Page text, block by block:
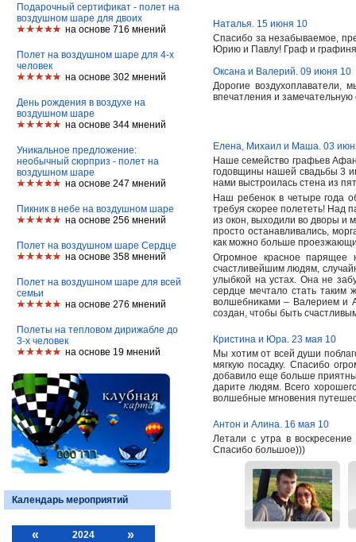
Подарочный сертификат - полет на
воздушном шаре для двоих
на основе 716 мнений
Полет на воздушном шаре для 4-х
человек
на основе 302 мнений
День рождения в воздухе на
воздушном шаре
на основе 344 мнений
Уникальное предложение:
необычный сюрприз - полет на
воздушном шаре
на основе 247 мнений
Пикник в небе на воздушном шаре
на основе 256 мнений
Полет на воздушном шаре Сердце
на основе 358 мнений
Полет на воздушном шаре для всей
семьи
на основе 276 мнений
Полеты на тепловом дирижабле до
3-х человек
на основе 19 мнений
Календарь мероприятий
« 2024
»
Наталья. 15 июня 10
Спасибо за незабываемое,
Юрию и Павлу! Граф и
Оксана и Валерий. 09 июня 10
Дорогие
впечатления и
Елена, Михаил и Маша. 03
Наше семейство графьев
годовщины нашей свадьбы 3
нами выстроилась стена из
Наш ребенок в четыре года
требуя скорее полететь! Над
из окон, выходили во дворы и
просто останавливались,
как можно больше
Огромное красное
счастливейшим людям,
улыбкой на устах. Она не
сердце мечтало стать
волшебниками – Валерием и
создан, чтобы быть
Кристина и Юра. 23 мая 10
Мы хотим от всей души
мягкую посадку. Спасибо
добавило еще больше
дарите людям. Всего
волшебные мгновения
Антон и Алина. 16 мая 10
Летали с утра в
Спасибо большое)))